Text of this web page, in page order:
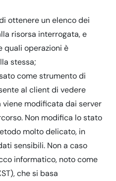
ottenere un elenco dei
risorsa interrogata, e
quali operazioni è
stessa;
come strumento di
al client di vedere
modificata dai server
Non modifica lo stato
molto delicato, in
sensibili. Non a caso
informatico, noto come
che si basa